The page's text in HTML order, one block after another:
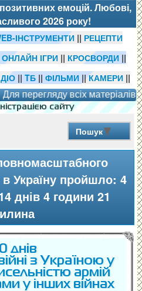
емоцій. Любові,
2026 року!
ІНСТРУМЕНТИ || РЕЦЕПТИ
ОНЛАЙН ІГРИ || КРОСВОРДИ ||
||TБ ||ФІЛЬМИ ||КАМЕРИ ||
перегляду всіх матеріалів і
сайту
Пошук
Україну пройшло: 4
днів 4 години 21
днів
з Україною у
армій
у інших війнах